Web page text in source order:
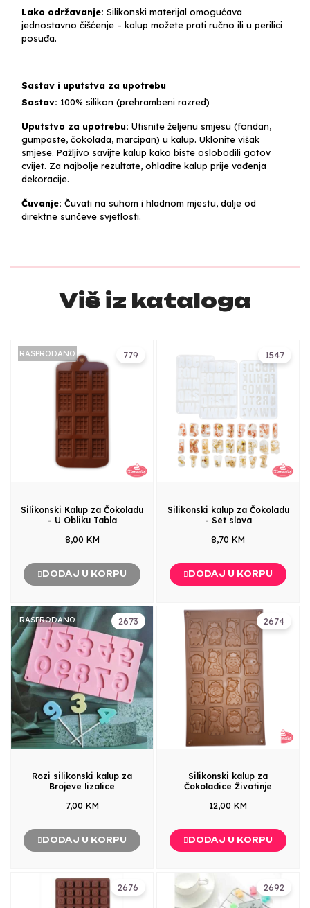
Lako održavanje: Silikonski materijal omogućava
jednostavno čišćenje – kalup možete prati ručno ili u perilici
posuđa.
Sastav i uputstva za upotrebu
Sastav: 100% silikon (prehrambeni razred)
Uputstvo za upotrebu: Utisnite željenu smjesu (fondan,
gumpaste, čokolada, marcipan) u kalup. Uklonite višak
smjese. Pažljivo savijte kalup kako biste oslobodili gotov
cvijet. Za najbolje rezultate, ohladite kalup prije vađenja
dekoracije.
Čuvanje: Čuvati na suhom i hladnom mjestu, dalje od
direktne sunčeve svjetlosti.
Više iz kataloga
779
RASPRODANO
Silikonski Kalup za Čokoladu
- U Obliku Tabla
8,00 KM
DODAJ U KORPU
1547
Silikonski kalup za Čokoladu
- Set slova
8,70 KM
DODAJ U KORPU
2673
RASPRODANO
Rozi silikonski kalup za
Brojeve lizalice
7,00 KM
DODAJ U KORPU
2674
Silikonski kalup za
Čokoladice Životinje
12,00 KM
DODAJ U KORPU
2676 2692